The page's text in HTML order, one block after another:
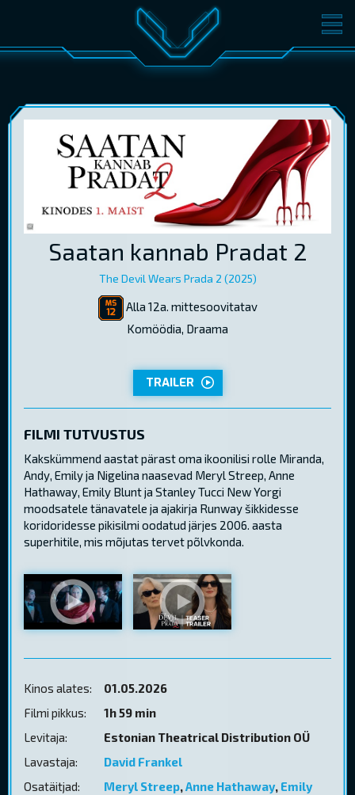
FILMID PILETID
KINKEKAARDID
RUS LOGI SISSE
Saatan kannab Pradat 2
The Devil Wears Prada 2 (2025)
Alla 12a. mittesoovitatav
Komöödia, Draama
TRAILER
FILMI TUTVUSTUS
Kakskümmend aastat pärast oma ikoonilisi rolle Miranda,
Andy, Emily ja Nigelina naasevad Meryl Streep, Anne
Hathaway, Emily Blunt ja Stanley Tucci New Yorgi
moodsatele tänavatele ja ajakirja Runway šikkidesse
koridoridesse pikisilmi oodatud järjes 2006. aasta
superhitile, mis mõjutas tervet põlvkonda.
Kinos alates:
01.05.2026
Filmi pikkus:
1h 59 min
Levitaja:
Estonian Theatrical Distribution OÜ
Lavastaja:
David Frankel
Osatäitjad:
Meryl Streep,Anne Hathaway, Emily